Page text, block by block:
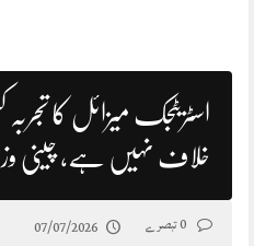
اسٹریٹجک میزائل کا
خلاف نہیں ہے، چینی
07/07/2026